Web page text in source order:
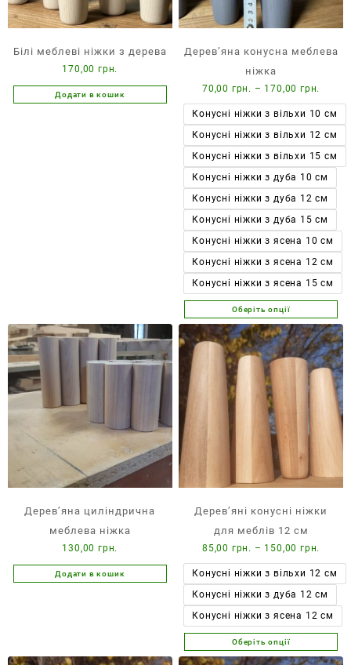
Білі меблеві ніжки з дерева
170,00грн.
Додати в кошик
Дерев’яна конусна меблева
ніжка
70,00 грн. – 170,00грн.
цін:
від
70,00
до
Конусні ніжки з вільхи 10 см
Конусні ніжки з вільхи 12 см
Конусні ніжки з вільхи 15 см
Конусні ніжки з дуба 10 см
Конусні ніжки з дуба 12 см
Конусні ніжки з дуба 15 см
Конусні ніжки з ясена 10 см
Конусні ніжки з ясена 12 см
Конусні ніжки з ясена 15 см
Оберіть опції
Цей
товар
має
кілька
варіантів.
Параметри
можна
вибрати
на
сторінці
товару
Дерев’яна циліндрична
меблева ніжка
130,00грн.
Додати в кошик
Дерев’яні конусні ніжки
для меблів 12 см
85,00 грн. – 150,00грн.
цін:
85,00
до
Конусні ніжки з вільхи 12 см
Конусні ніжки з дуба 12 см
Конусні ніжки з ясена 12 см
Оберіть опції
Цей